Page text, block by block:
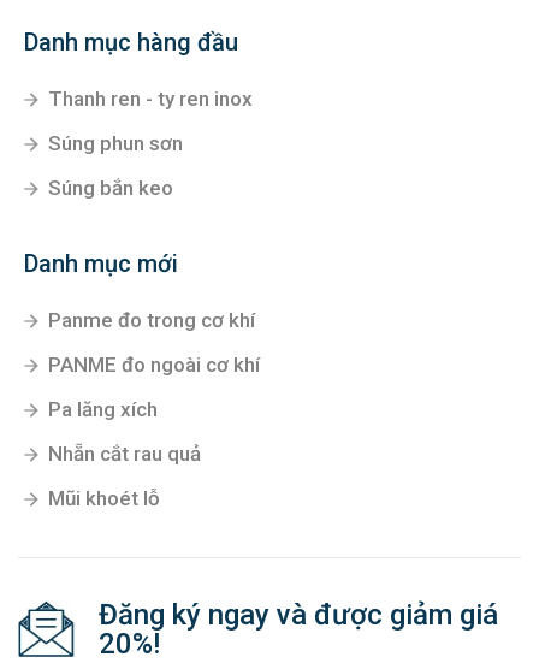
Danh mục hàng đầu
Thanh ren - ty ren inox
Súng phun sơn
Súng bắn keo
Danh mục mới
Panme đo trong cơ khí
PANME đo ngoài cơ khí
Pa lăng xích
Nhẵn cắt rau quả
Mũi khoét lỗ
Đăng ký ngay và được giảm giá
20%!